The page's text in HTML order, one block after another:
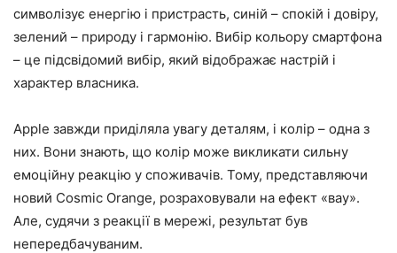
символізує енергію і пристрасть, синій – спокій і довіру,
зелений – природу і гармонію. Вибір кольору смартфона
– це підсвідомий вибір, який відображає настрій і
характер власника.
Apple завжди приділяла увагу деталям, і колір – одна з
них. Вони знають, що колір може викликати сильну
емоційну реакцію у споживачів. Тому, представляючи
новий Cosmic Orange, розраховували на ефект «вау».
Але, судячи з реакції в мережі, результат був
непередбачуваним.